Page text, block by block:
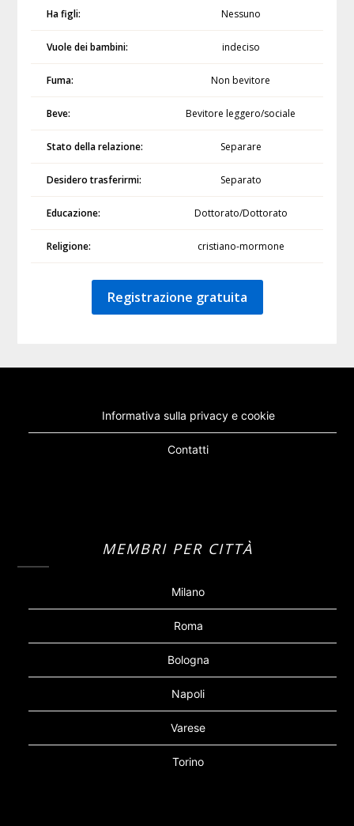
Ha figli: Nessuno
Vuole dei bambini: indeciso
Fuma: Non bevitore
Beve: Bevitore leggero/sociale
Stato della relazione: Separare
Desidero trasferirmi: Separato
Educazione: Dottorato/Dottorato
Religione: cristiano-mormone
Registrazione gratuita
Informativa sulla privacy e cookie
Contatti
MEMBRI PER CITTÀ
Milano
Roma
Bologna
Napoli
Varese
Torino